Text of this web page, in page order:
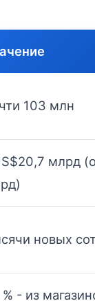
103 млн
млрд
новых
- из